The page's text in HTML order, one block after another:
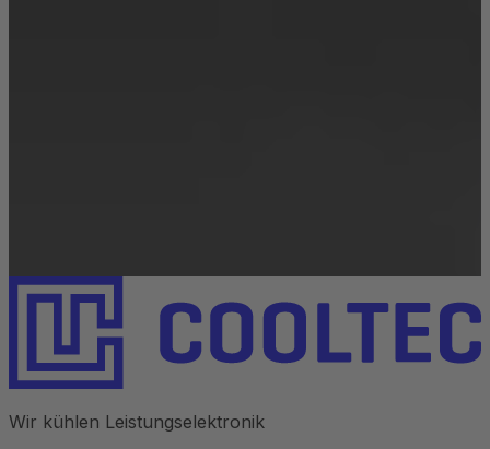
Wir kühlen Leistungselektronik